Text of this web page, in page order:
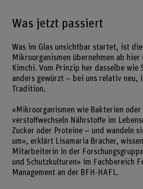
Was jetzt passiert
Was im Glas unsichtbar startet, ist
Mikroorganismen übernehmen ab
Kimchi. Vom Prinzip her dasselbe wie
anders gewürzt – bei uns relativ neu,
Tradition.
«Mikroorganismen wie Bakterien oder
verstoffwechseln Nährstoffe im
Zucker oder Proteine – und wandeln
um», erklärt Lisamaria Bracher,
Mitarbeiterin in der
und Schutzkulturen» im Fachbereich
Management an der BFH-HAFL.